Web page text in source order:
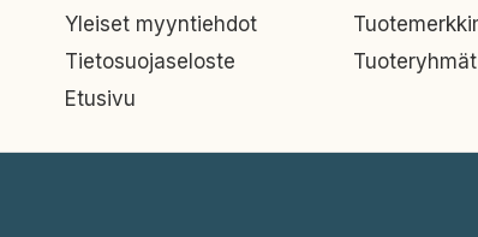
Yleiset myyntiehdot
Tietosuojaseloste
Etusivu
Tuoteryhmät